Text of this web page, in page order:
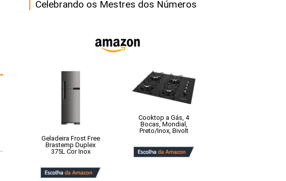
Celebrando os Mestres dos Números
Geladeira Frost Free
Brastemp Duplex
375L Cor Inox
Cooktop a Gás, 4
Bocas, Mondial,
Preto/Inox, Bivolt